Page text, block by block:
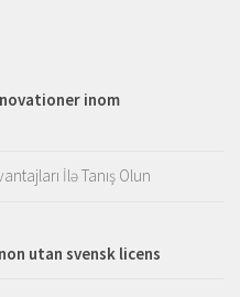
inom
İlə Tanış Olun
utan svensk licens